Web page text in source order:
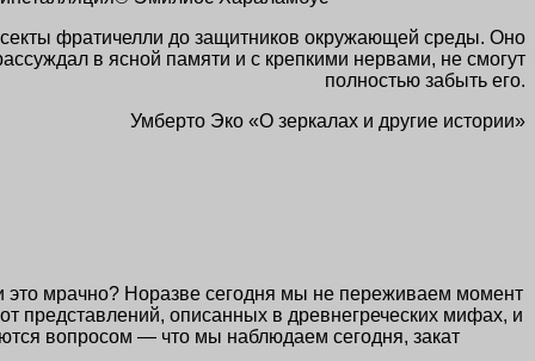
фратичелли до защитников окружающей среды. Оно
в ясной памяти и с крепкими нервами, не смогут
полностью забыть его.
Умберто Эко «О зеркалах и другие истории»
мрачно? Норазве сегодня мы не переживаем момент
представлений, описанных в древнегреческих мифах, и
вопросом — что мы наблюдаем сегодня, закат